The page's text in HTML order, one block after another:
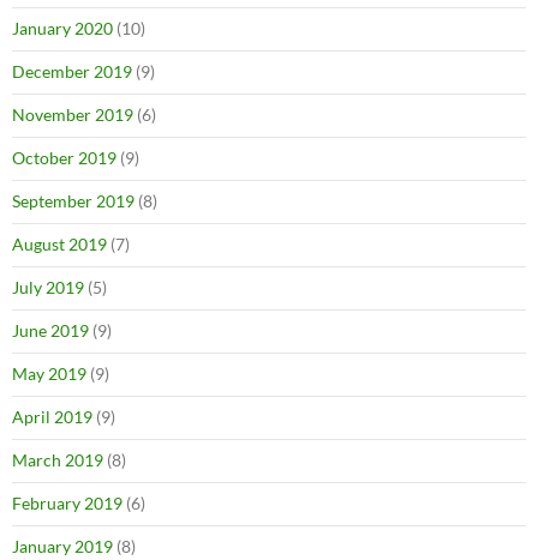
January 2020 (10)
December 2019 (9)
November 2019 (6)
October 2019 (9)
September 2019 (8)
August 2019 (7)
July 2019 (5)
June 2019 (9)
May 2019 (9)
April 2019 (9)
March 2019 (8)
February 2019 (6)
January 2019 (8)